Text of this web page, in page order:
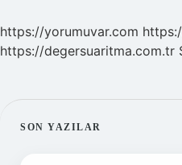
https://yorumuvar.com
https://degersuaritma.com.tr
SIDEBAR
SON YAZILAR